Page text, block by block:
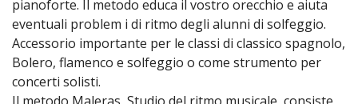
pianoforte. Il metodo educa il vostro orecchio e aiuta
eventuali problem i di ritmo degli alunni di solfeggio.
Accessorio importante per le classi di classico spagnolo,
Bolero, flamenco e solfeggio o come strumento per
concerti solisti.